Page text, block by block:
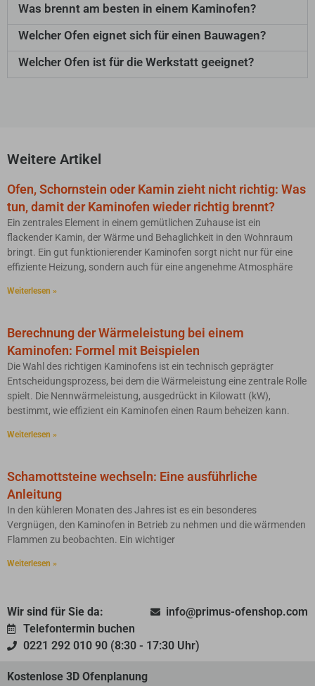
Was brennt am besten in einem Kaminofen?
Welcher Ofen eignet sich für einen Bauwagen?
Welcher Ofen ist für die Werkstatt geeignet?
Weitere Artikel
Ofen, Schornstein oder Kamin zieht nicht richtig: Was
tun, damit der Kaminofen wieder richtig brennt?
Ein zentrales Element in einem gemütlichen Zuhause ist ein
flackender Kamin, der Wärme und Behaglichkeit in den Wohnraum
bringt. Ein gut funktionierender Kaminofen sorgt nicht nur für eine
effiziente Heizung, sondern auch für eine angenehme Atmosphäre
Weiterlesen »
Berechnung der Wärmeleistung bei einem
Kaminofen: Formel mit Beispielen
Die Wahl des richtigen Kaminofens ist ein technisch geprägter
Entscheidungsprozess, bei dem die Wärmeleistung eine zentrale Rolle
spielt. Die Nennwärmeleistung, ausgedrückt in Kilowatt (kW),
bestimmt, wie effizient ein Kaminofen einen Raum beheizen kann.
Weiterlesen »
Schamottsteine wechseln: Eine ausführliche
Anleitung
In den kühleren Monaten des Jahres ist es ein besonderes
Vergnügen, den Kaminofen in Betrieb zu nehmen und die wärmenden
Flammen zu beobachten. Ein wichtiger
Weiterlesen »
Wir sind für Sie da:
info@primus-ofenshop.com
Telefontermin buchen
0221 292 010 90 (8:30 - 17:30 Uhr)
Kostenlose 3D Ofenplanung